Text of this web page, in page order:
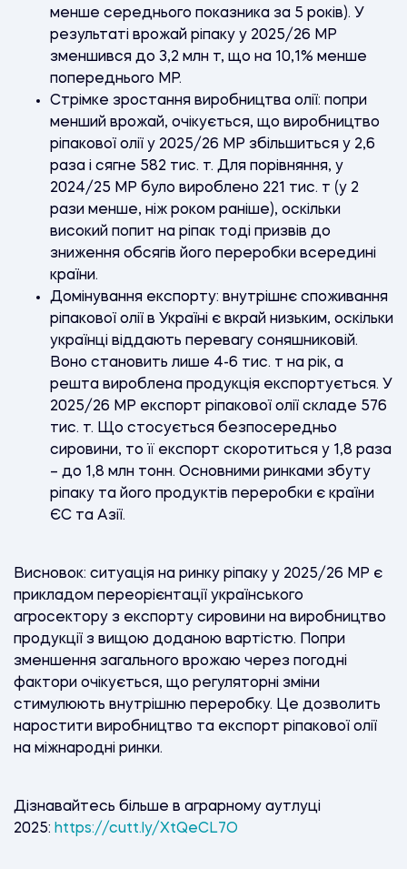
менше середнього показника за 5 років). У
результаті врожай ріпаку у 2025/26 МР
зменшився до 3,2 млн т, що на 10,1% менше
попереднього МР.
Стрімке зростання виробництва олії: попри
менший врожай, очікується, що виробництво
ріпакової олії у 2025/26 МР збільшиться у 2,6
раза і сягне 582 тис. т. Для порівняння, у
2024/25 МР було вироблено 221 тис. т (у 2
рази менше, ніж роком раніше), оскільки
високий попит на ріпак тоді призвів до
зниження обсягів його переробки всередині
країни.
Домінування експорту: внутрішнє споживання
ріпакової олії в Україні є вкрай низьким, оскільки
українці віддають перевагу соняшниковій.
Воно становить лише 4-6 тис. т на рік, а
решта вироблена продукція експортується. У
2025/26 МР експорт ріпакової олії складе 576
тис. т. Що стосується безпосередньо
сировини, то її експорт скоротиться у 1,8 раза
– до 1,8 млн тонн. Основними ринками збуту
ріпаку та його продуктів переробки є країни
ЄС та Азії.
Висновок: ситуація на ринку ріпаку у 2025/26 МР є
прикладом переорієнтації українського
агросектору з експорту сировини на виробництво
продукції з вищою доданою вартістю. Попри
зменшення загального врожаю через погодні
фактори очікується, що регуляторні зміни
стимулюють внутрішню переробку. Це дозволить
наростити виробництво та експорт ріпакової олії
на міжнародні ринки.
Дізнавайтесь більше в аграрному аутлуці
2025: https://cutt.ly/XtQeCL7O